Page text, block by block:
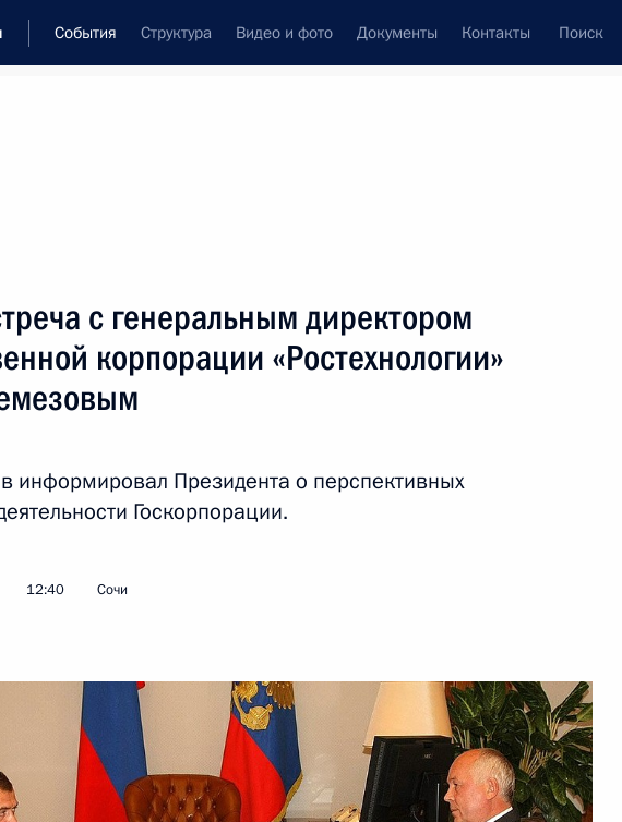
События Структура Видео и фото Документы Контакты Поиск
с генеральным директором
корпорации «Ростехнологии»
информировал Президента о перспективных
Госкорпорации.
12:40 Сочи